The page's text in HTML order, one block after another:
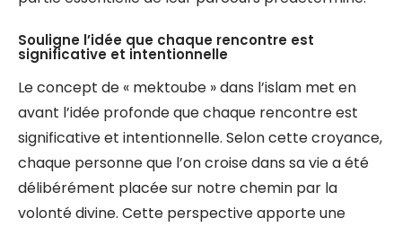
Souligne l’idée que chaque rencontre est
significative et intentionnelle
Le concept de « mektoube » dans l’islam met en
avant l’idée profonde que chaque rencontre est
significative et intentionnelle. Selon cette croyance,
chaque personne que l’on croise dans sa vie a été
délibérément placée sur notre chemin par la
volonté divine. Cette perspective apporte une